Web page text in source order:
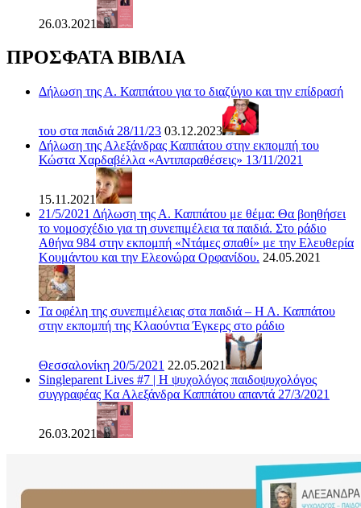
26.03.2021
ΠΡΟΣΦΑΤΑ ΒΙΒΛΙΑ
Δήλωση της Α. Καππάτου για το διαζύγιο και την επίδρασή
του στα παιδιά 28/11/23 03.12.2023
Δήλωση της Αλεξάνδρας Καππάτου στην εκπομπή του
Κώστα Χαρδαβέλλα «Αντιπαραθέσεις» 13/11/2021
15.11.2021
21/5/2021 Δήλωση της Α. Καππάτου με θέμα: Θα βοηθήσει
το νομοσχέδιο για τη συνεπιμέλεια τα παιδιά. Στο ράδιο
Αθήνα 984 στην εκπομπή «Ντάμες σπαθί» με την Ελευθερία
Κουμάντου και την Ελεονώρα Ορφανίδου. 24.05.2021
Τα οφέλη της συνεπιμέλειας στα παιδιά – Η Α. Καππάτου
στην εκπομπή της Κλαούντια Έγκερς στο ράδιο
Θεσσαλονίκη 20/5/2021 22.05.2021
Singleparent Lives #7 | H ψυχολόγος παιδοψυχολόγος
συγγραφέας Κα Αλεξάνδρα Καππάτου απαντά 27/3/2021
26.03.2021